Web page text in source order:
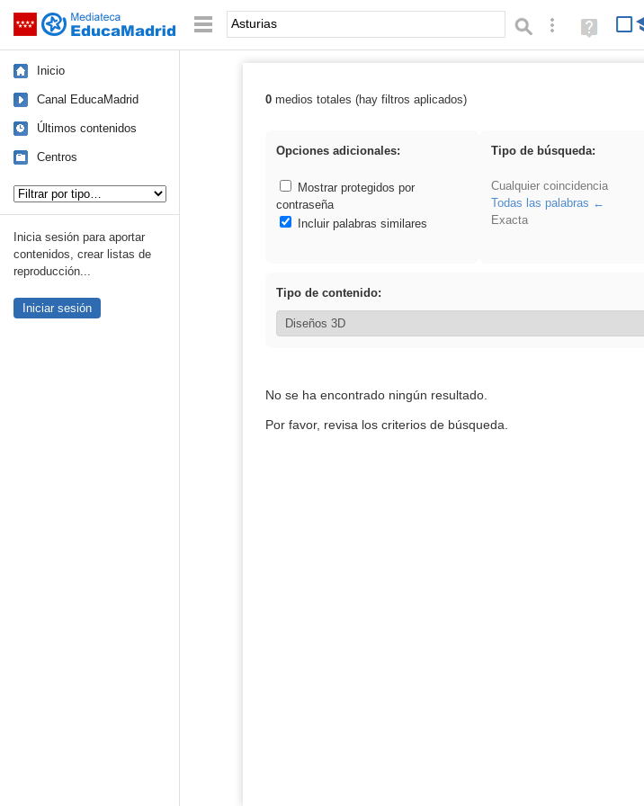
Saltar navegación Palabra o frase: Búsqueda avanzada
Ayuda
(en
Inicio
Canal EducaMadrid
Últimos contenidos
Centros
Inicia sesión para aportar
contenidos, crear listas de
reproducción...
Iniciar sesión
Resultados de: Asturias
0medios totales (hay filtros aplicados)
Opciones adicionales:
Mostrar protegidos por
contraseña
Incluir palabras similares
Tipo de búsqueda:
Cualquier coincidencia
Todas las palabras
Exacta
Tipo de contenido:
No se ha encontrado ningún resultado.
Por favor, revisa los criterios de búsqueda.